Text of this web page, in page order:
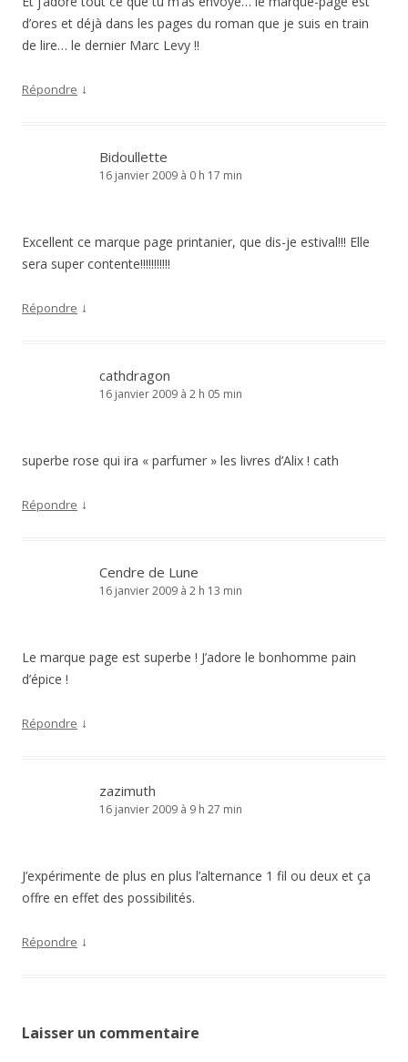
d’ores et déjà dans les pages du roman que je suis en train
de lire… le dernier Marc Levy !!
Répondre ↓
Bidoullette
16 janvier 2009 à 0 h 17 min
Excellent ce marque page printanier, que dis-je estival!!! Elle
sera super contente!!!!!!!!!!!
Répondre ↓
cathdragon
16 janvier 2009 à 2 h 05 min
superbe rose qui ira « parfumer » les livres d’Alix ! cath
Répondre ↓
Cendre de Lune
16 janvier 2009 à 2 h 13 min
Le marque page est superbe ! J’adore le bonhomme pain
d’épice !
Répondre ↓
zazimuth
16 janvier 2009 à 9 h 27 min
J’expérimente de plus en plus l’alternance 1 fil ou deux et ça
offre en effet des possibilités.
Répondre ↓
Laisser un commentaire